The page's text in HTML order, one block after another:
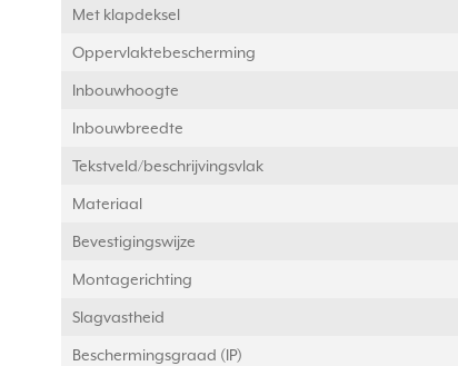
Met klapdeksel
Oppervlaktebescherming
Inbouwhoogte
Inbouwbreedte
Tekstveld/beschrijvingsvlak
Materiaal
Bevestigingswijze
Montagerichting
Slagvastheid
Beschermingsgraad (IP)